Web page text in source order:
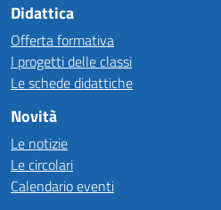
Didattica
Offerta formativa
I progetti delle classi
Le schede didattiche
Novità
Le notizie
Le circolari
Calendario eventi